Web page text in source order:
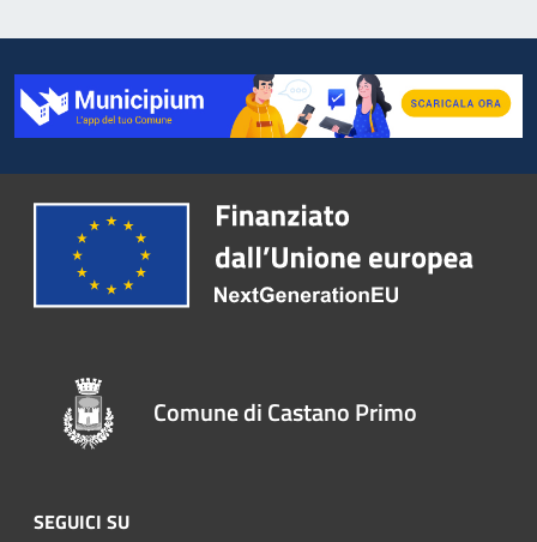
Comune di Castano Primo
SEGUICI SU